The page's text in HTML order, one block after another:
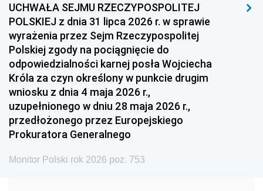
1996 1995 1994
1993 1992 1991
1990 1989
1987 1986 1985
1984 1983
1981 1980 1979
1978 1977
1975 1974
UCHWAŁA SEJMU RZECZYPOSPOLITEJ
POLSKIEJ z dnia 31 lipca 2026 r. w sprawie
wyrażenia przez Sejm Rzeczypospolitej
Polskiej zgody na pociągnięcie do
odpowiedzialności karnej posła Wojciecha
Króla za czyn określony w punkcie drugim
wniosku z dnia 4 maja 2026 r.,
uzupełnionego w dniu 28 maja 2026 r.,
przedłożonego przez Europejskiego
Prokuratora Generalnego
Monitor Polski rok 2026 poz. 753